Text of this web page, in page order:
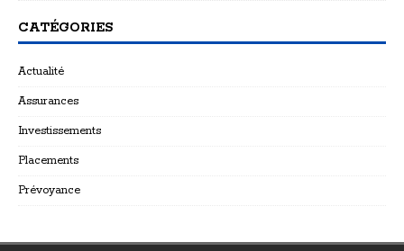
CATÉGORIES
Actualité
Assurances
Investissements
Placements
Prévoyance